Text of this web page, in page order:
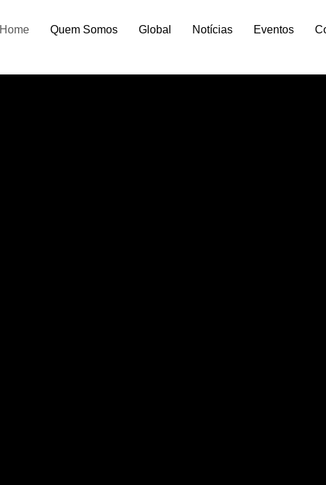
Home Quem Somos Global Notícias Eventos